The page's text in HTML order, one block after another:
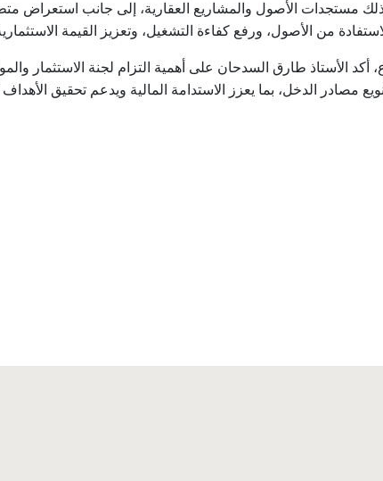
مستجدات الأصول والمشاريع العقارية، إلى جانب استعراض
من الأصول، ورفع كفاءة التشغيل، وتعزيز القيمة
أكد الأستاذ طارق السدحان على أهمية التزام لجنة الاستثمار
مصادر الدخل، بما يعزز الاستدامة المالية ويدعم تحقيق الأهداف